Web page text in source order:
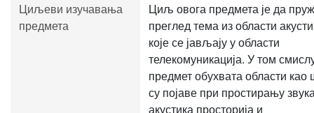
Циљеви изучавања
предмета
Циљ овога предмета је да
преглед тема из области
које се јављају у области
телекомуникација. У том
предмет обухвата области као
су појаве при простирању
акустика просторија и